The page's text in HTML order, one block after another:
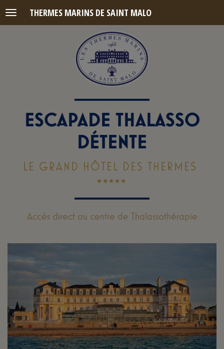
Menu THERMES MARINS DE SAINT MALO
ESCAPADE THALASSO
DÉTENTE
LE GRAND HÔTEL DES THERMES
Accès direct au centre de Thalassothérapie